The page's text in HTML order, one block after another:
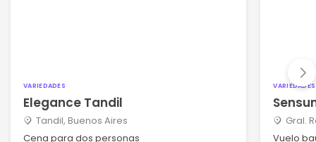
VARIEDADES
Elegance Tandil
Tandil, Buenos Aires
Cena para dos personas
VARIEDADES
Gral.
Vuelo